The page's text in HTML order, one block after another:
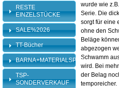
wurde wie
Serie. Die
sorgt für eine
ohne den
Beläge
abgezogen
Schwamm
wird. Bei
der Belag
temporeicher.
RESTE
EINZELSTÜCKE
SALE%2026
TT-Bücher
BARNA+MATERIALSPEZI
TSP-
SONDERVERKAUF